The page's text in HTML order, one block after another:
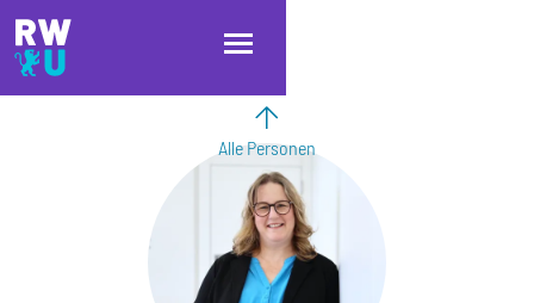
Direkt zum Inhalt
Direkt zur Hauptnavigation
Direkt zum Fußbereich
Alle Personen